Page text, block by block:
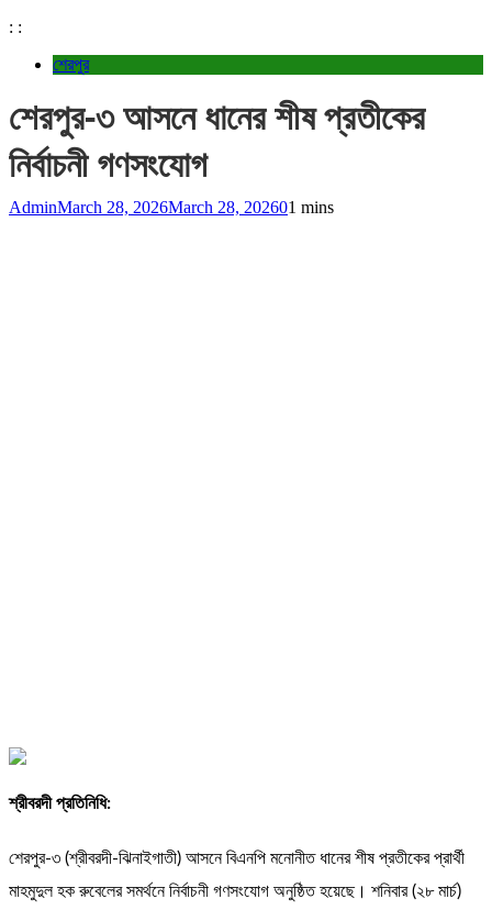
: :
শেরপুর
শেরপুর-৩ আসনে ধানের শীষ প্রতীকের
নির্বাচনী গণসংযোগ
AdminMarch 28, 2026March 28, 202601 mins
শ্রীবরদী প্রতিনিধি:
শেরপুর-৩ (শ্রীবরদী-ঝিনাইগাতী) আসনে বিএনপি মনোনীত ধানের শীষ প্রতীকের প্রার্থী
মাহমুদুল হক রুবেলের সমর্থনে নির্বাচনী গণসংযোগ অনুষ্ঠিত হয়েছে। শনিবার (২৮ মার্চ)